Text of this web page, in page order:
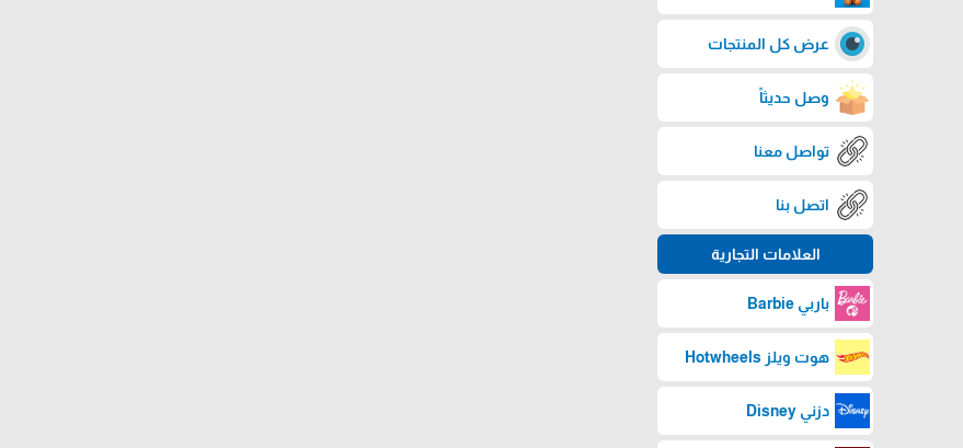
عرض كل المنتجات
وصل حديثاً
تواصل معنا
اتصل بنا
العلامات التجارية
باربي Barbie
هوت ويلز Hotwheels
دزني Disney